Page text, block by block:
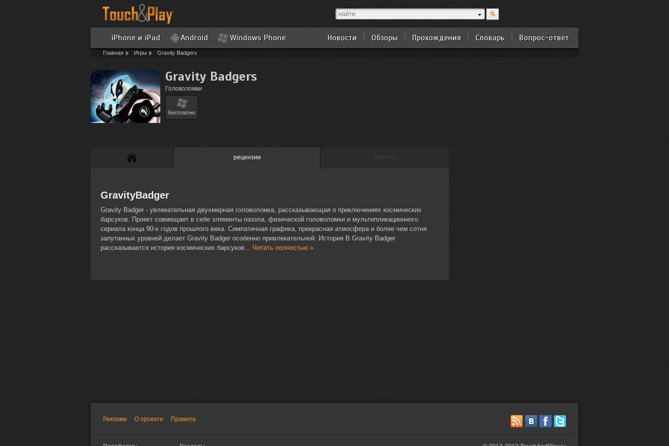
iPhone и iPad Android Windows Phone Новости Обзоры Прохождения Словарь Вопрос-ответ
Главная Игры Gravity Badgers
Gravity Badgers
Головоломки
Бесплатно
рецензии новости
GravityBadger
Gravity Badger - увлекательная двухмерная головоломка, рассказывающая о приключениях космических
барсуков. Проект совмещает в себе элементы паззла, физической головоломки и мультипликационного
сериала конца 90-х годов прошлого века. Симпатичная графика, прекрасная атмосфера и более чем сотня
запутанных уровней делает Gravity Badger особенно привлекательной. История В Gravity Badger
рассказывается история космических барсуков... Читать полностью »
Реклама О проекте Правила